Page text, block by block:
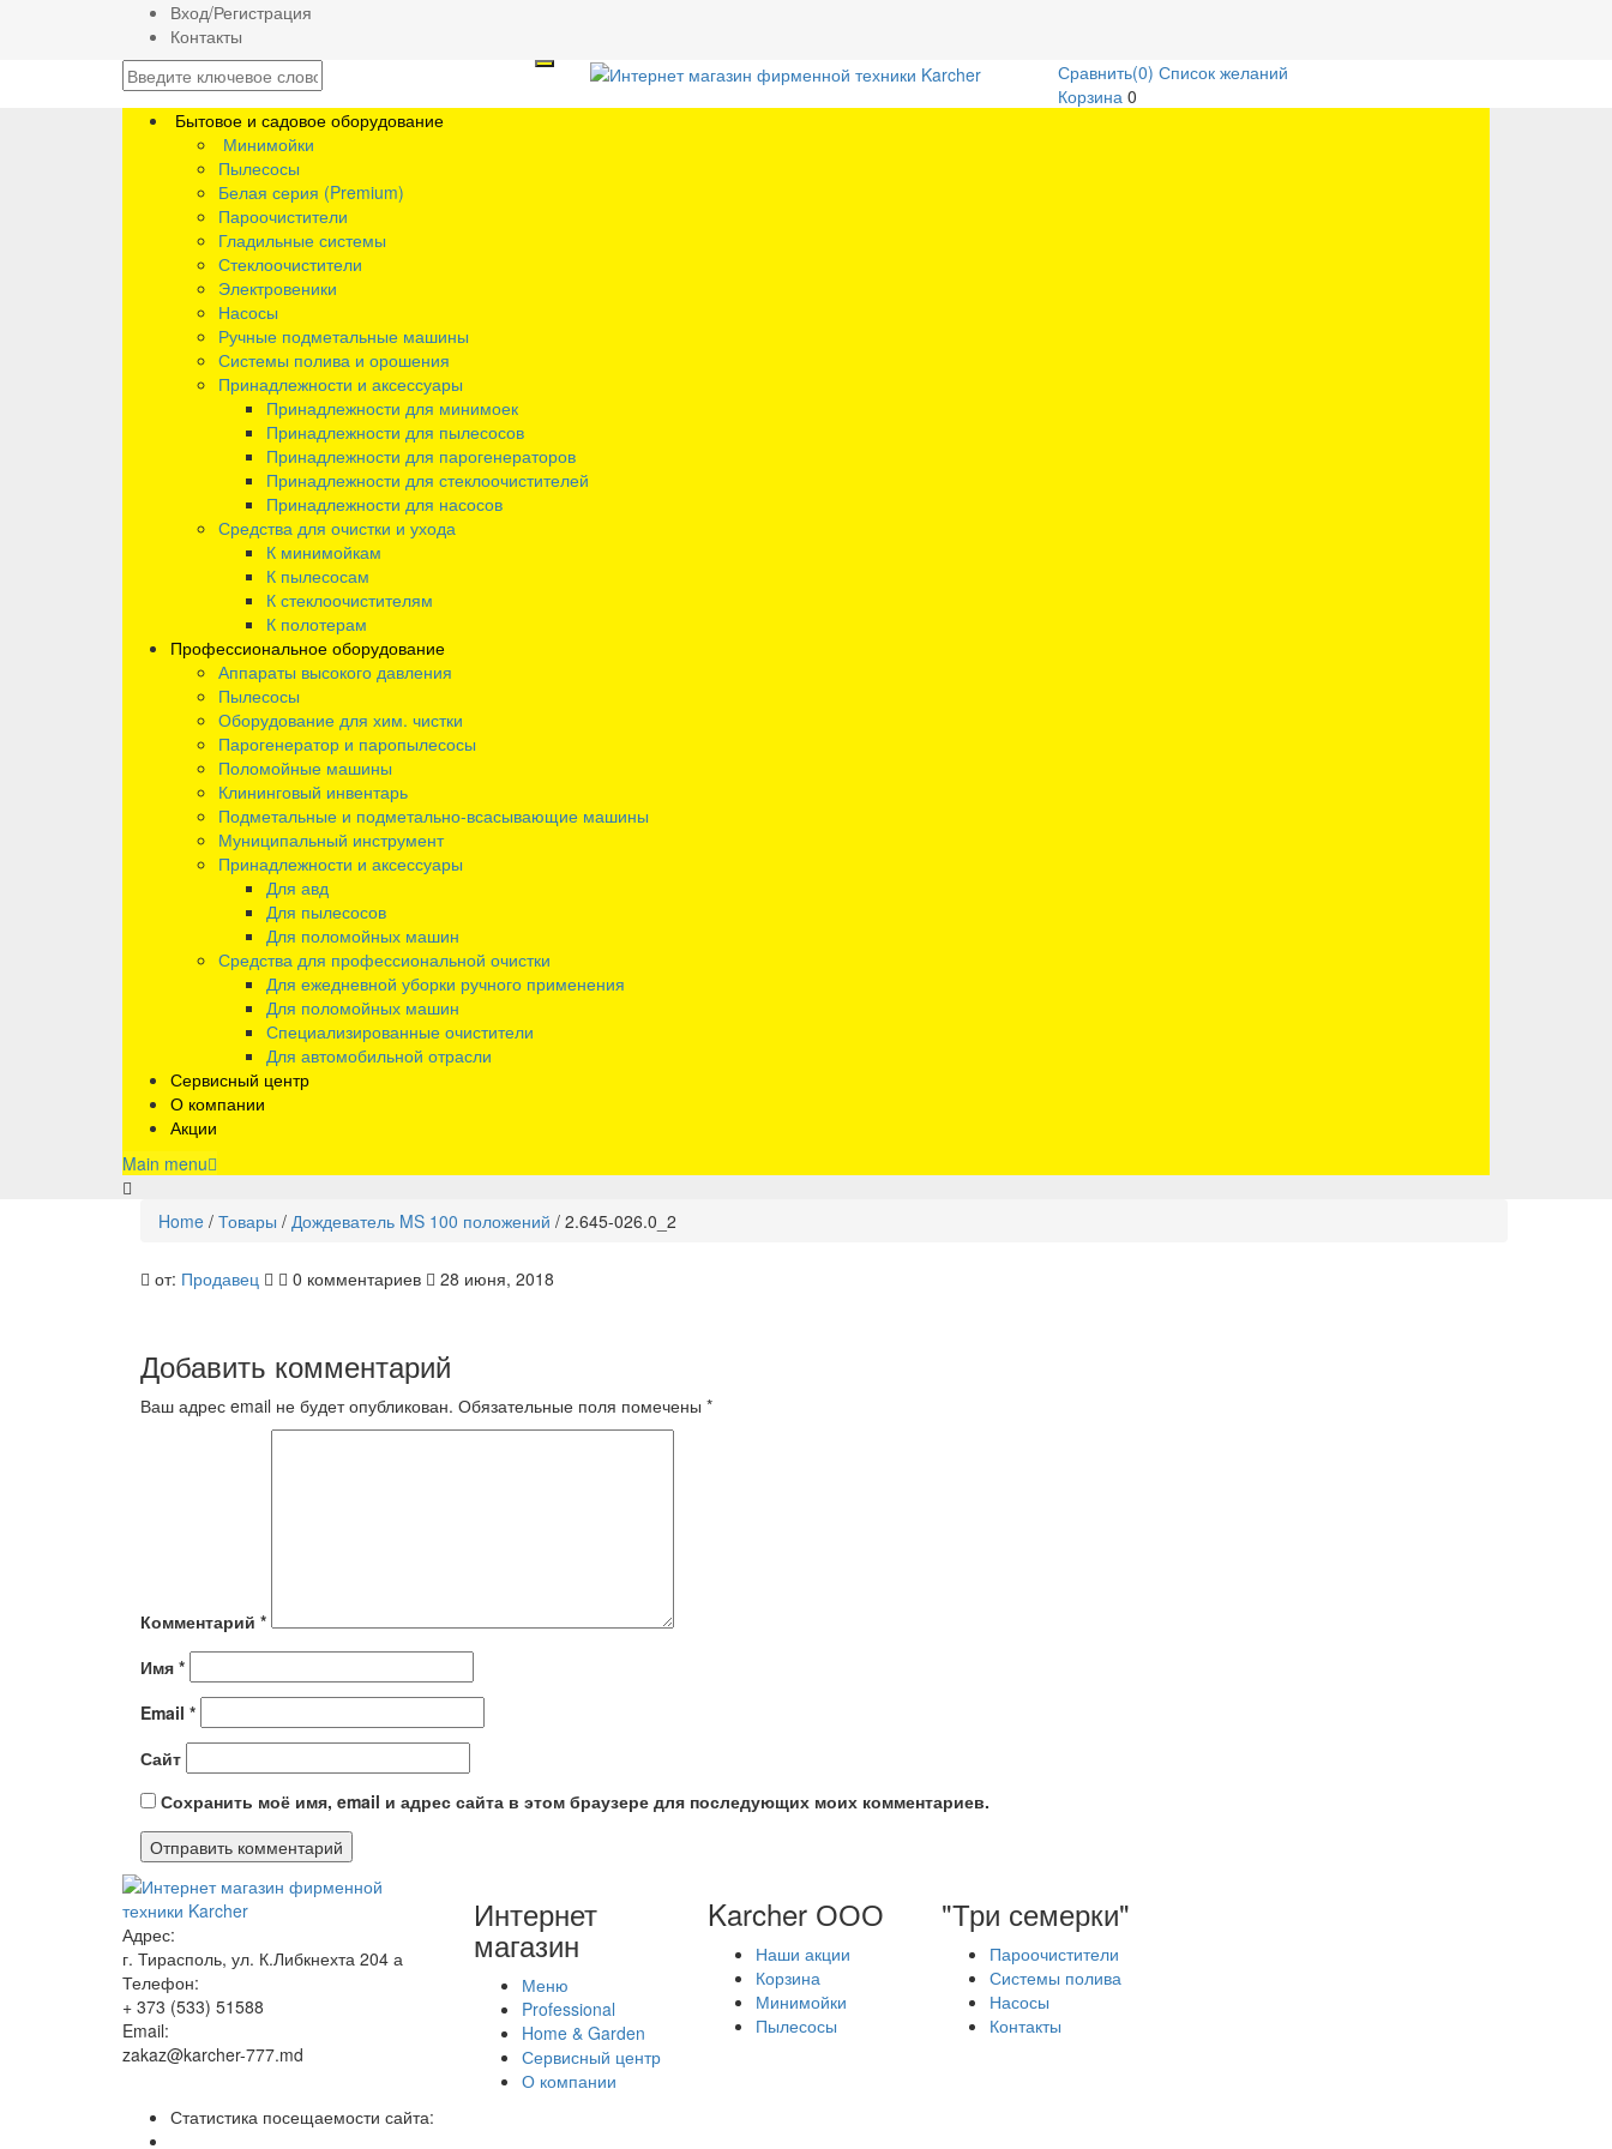
Вход/Регистрация
Контакты
Сравнить(0) Список желаний
Корзина 0
Бытовое и садовое оборудование
Минимойки
Пылесосы
Белая серия (Premium)
Пароочистители
Гладильные системы
Стеклоочистители
Электровеники
Насосы
Ручные подметальные машины
Системы полива и орошения
Принадлежности и аксессуары
Принадлежности для минимоек
Принадлежности для пылесосов
Принадлежности для парогенераторов
Принадлежности для стеклоочистителей
Принадлежности для насосов
Средства для очистки и ухода
К минимойкам
К пылесосам
К стеклоочистителям
К полотерам
Профессиональное оборудование
Аппараты высокого давления
Пылесосы
Оборудование для хим. чистки
Парогенератор и паропылесосы
Поломойные машины
Клининговый инвентарь
Подметальные и подметально-всасывающие машины
Муниципальный инструмент
Принадлежности и аксессуары
Для авд
Для пылесосов
Для поломойных машин
Средства для профессиональной очистки
Для ежедневной уборки ручного применения
Для поломойных машин
Специализированные очистители
Для автомобильной отрасли
Сервисный центр
О компании
Акции
Main menu
Home / Товары / Дождеватель MS 100 положений / 2.645-026.0_2
2.645-
от: Продавец 0 комментариев 28 июня, 2018
Добавить комментарий
Ваш адрес email не будет опубликован. Обязательные поля помечены *
Комментарий *
Имя *
Email *
Сайт
Сохранить моё имя, email и адрес сайта в этом браузере для последующих моих комментариев.
Адрес:
г. Тирасполь, ул. К.Либкнехта 204 а
Телефон:
+ 373 (533) 51588
Email:
zakaz@karcher-777.md
Интернет
магазин
Меню
Professional
Home & Garden
Сервисный центр
О компании
Karcher ООО
Наши акции
Корзина
Минимойки
Пылесосы
"Три семерки"
Пароочистители
Системы полива
Насосы
Контакты
Статистика посещаемости сайта: